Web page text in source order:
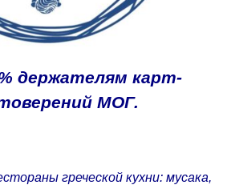
держателям карт-
МОГ.
греческой кухни: мусака,